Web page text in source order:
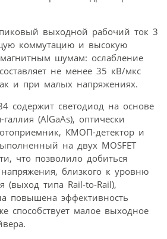
выходной рабочий ток 3
коммутацию и высокую
шумам: ослабление
не менее 35 кВ/мкс
и при малых напряжениях.
содержит светодиод на основе
(AlGaAs), оптически
КМОП-детектор и
на двух MOSFET
что позволило добиться
близкого к уровню
(выход типа Rail-to-Rail),
повышена эффективность
способствует малое выходное